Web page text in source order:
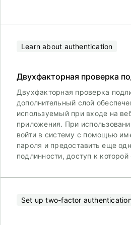
Learn about authentication
Двухфакторная проверка
Двухфакторная проверка
дополнительный слой
используемый при входе на
приложения. При
войти в систему с помощью
пароля и предоставить еще
подлинности, доступ к которой
Set up two-factor